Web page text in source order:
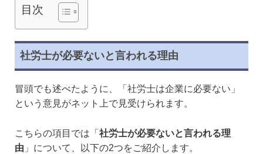
目次
社労士が必要ないと言われる理由
冒頭でも述べたように、「社労士は企業に必要ない」
という意見がネット上で見受けられます。
こちらの項目では「 社労士が必要ないと言われる理
由 」について、以下の2つをご紹介します。